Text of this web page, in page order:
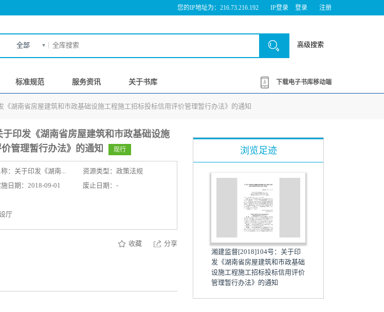
您的IP地址为：216.73.216.192 IP登录 登录 注册
全部 高级搜索
标准规范 服务资讯 关于书库 下载电子书库移动端
《湖南省房屋建筑和市政基础设施工程施工招标投标信用评价管理暂行办法》的通知
于印发《湖南省房屋建筑和市政基础设施
管理暂行办法》的通知
现行
： 关于印发《湖南...
资源类型：政策法规
施日期：2018-09-01
废止日期：-
厅
收藏 分享
浏览足迹
湘建监督[2018]104号：关于印
发《湖南省房屋建筑和市政基础
设施工程施工招标投标信用评价
管理暂行办法》的通知